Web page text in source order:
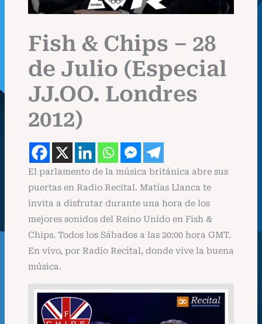
Fish & Chips – 28
de Julio (Especial
JJ.OO. Londres
2012)
El parlamento de la música británica abre sus
puertas en Radio Recital. Matías Llanca te
invita a disfrutar durante una hora de los
mejores sonidos del Reino Unido en Fish &
Chips. Todos los Sábados a las 20:00 hora GMT.
En vivo, por Radio Recital, donde vive la buena
música.